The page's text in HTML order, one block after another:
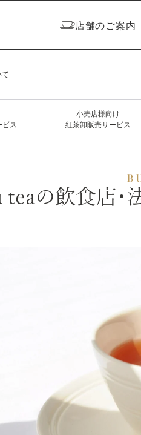
店舗のご案内
ス
小売店様向け
紅茶卸販売サービス
teaの飲食店・